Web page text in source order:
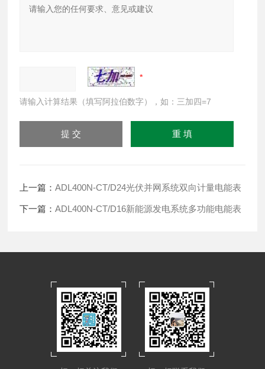
请输入计算结果（填写阿拉伯数字），如：三加四=7
上一篇：ADL400N-CT/D24光伏并网系统双向计量电能表
下一篇：ADL400N-CT/D16新能源发电系统多功能电能表